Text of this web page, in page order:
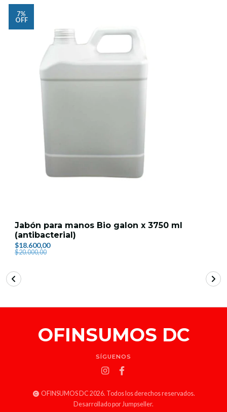
7%
OFF
Jabón para manos Bio galon x 3750 ml
(antibacterial)
$18.600,00
$20.000,00
OFINSUMOS DC
SÍGUENOS
OFINSUMOS DC 2026. Todos los derechos reservados.
Desarrollado por Jumpseller.